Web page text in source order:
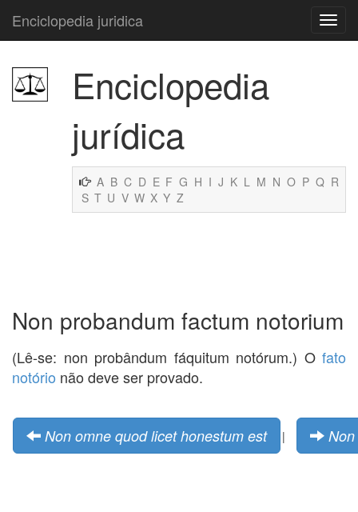
Enciclopedia juridica
Enciclopedia
jurídica
A B C D E F G H I J K L M N O P Q R
S T U V W X Y Z
Non probandum factum notorium
(Lê-se: non probândum fáquitum notórum.) O fato
notório não deve ser provado.
Non omne quod licet honestum est |